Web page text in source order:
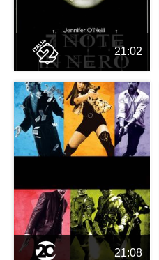
21:02
21:08